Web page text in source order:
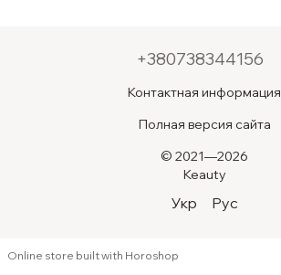
+380738344156
Контактная информация
Полная версия сайта
© 2021—2026
Keauty
Укр Рус
Online store built with Horoshop